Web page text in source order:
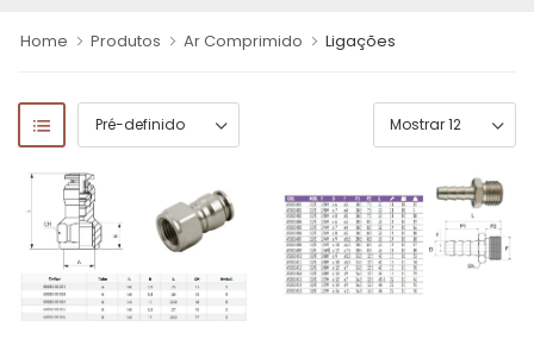
Home Produtos Ar Comprimido Ligações